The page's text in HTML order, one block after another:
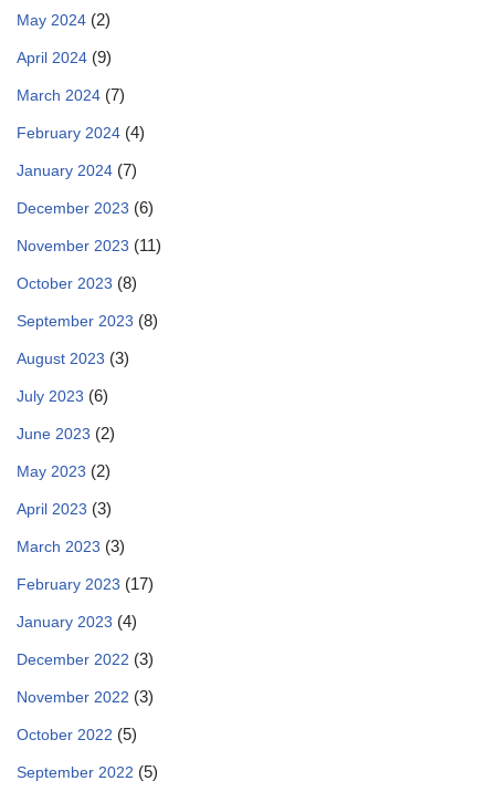
May 2024 (2)
April 2024 (9)
March 2024 (7)
February 2024 (4)
January 2024 (7)
December 2023 (6)
November 2023 (11)
October 2023 (8)
September 2023 (8)
August 2023 (3)
July 2023 (6)
June 2023 (2)
May 2023 (2)
April 2023 (3)
March 2023 (3)
February 2023 (17)
January 2023 (4)
December 2022 (3)
November 2022 (3)
October 2022 (5)
September 2022 (5)